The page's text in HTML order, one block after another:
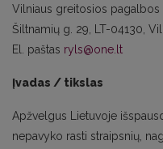
Vilniaus greitosios pagalbos
Šiltnamių g. 29, LT-04130,
El. paštas ryls@one.lt
Įvadas / tikslas
Apžvelgus Lietuvoje
nepavyko rasti straipsnių,